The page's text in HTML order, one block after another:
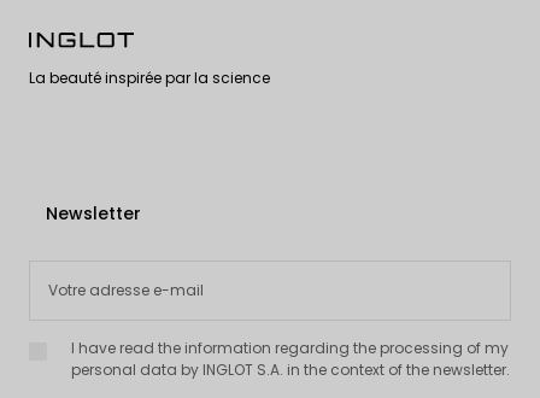
La beauté inspirée par la science
Newsletter
I have read the information regarding the processing of my
personal data by INGLOT S.A. in the context of the newsletter.